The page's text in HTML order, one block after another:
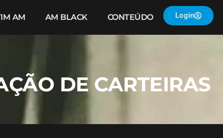
AM AM BLACK CONTEÚDO Login
DE CARTEIRAS